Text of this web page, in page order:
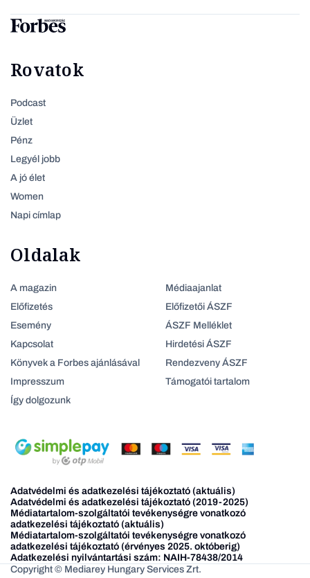
Rovatok
Podcast
Üzlet
Pénz
Legyél jobb
A jó élet
Women
Napi címlap
Oldalak
A magazin
Előfizetés
Esemény
Kapcsolat
Könyvek a Forbes ajánlásával
Impresszum
Így dolgozunk
Médiaajanlat
Előfizetői ÁSZF
ÁSZF Melléklet
Hirdetési ÁSZF
Rendezveny ÁSZF
Támogatói tartalom
Adatvédelmi és adatkezelési tájékoztató (aktuális)
Adatvédelmi és adatkezelési tájékoztató (2019-2025)
Médiatartalom-szolgáltatói tevékenységre vonatkozó
adatkezelési tájékoztató (aktuális)
Médiatartalom-szolgáltatói tevékenységre vonatkozó
adatkezelési tájékoztató (érvényes 2025. októberig)
Adatkezelési nyilvántartási szám: NAIH-78438/2014
Copyright © Mediarey Hungary Services Zrt.